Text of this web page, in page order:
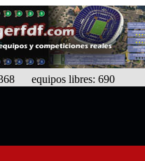
equipos libres: 690